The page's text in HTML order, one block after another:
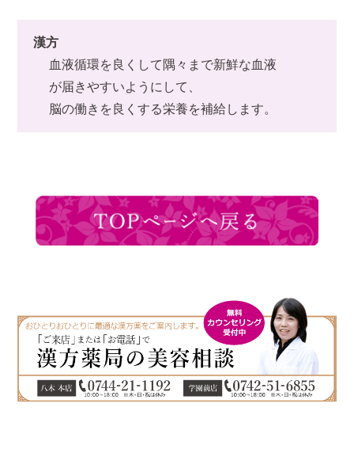
漢方
血液循環を良くして隅々まで新鮮な血液
が届きやすいようにして、
脳の働きを良くする栄養を補給します。